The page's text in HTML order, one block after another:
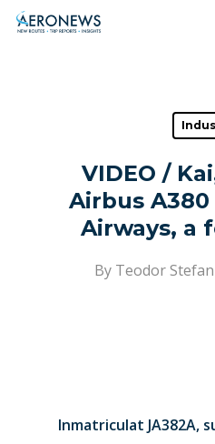
Hit enter to search or
VIDEO /
Airbus
Airways, a
By Teodor Stefan
Inmatriculat JA382A,